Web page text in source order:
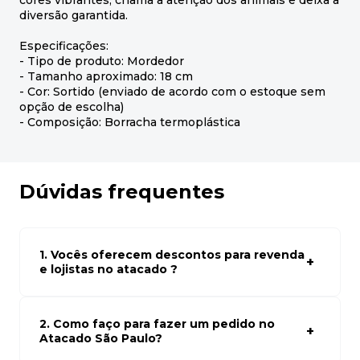
diversão garantida.
Especificações:
- Tipo de produto: Mordedor
- Tamanho aproximado: 18 cm
- Cor: Sortido (enviado de acordo com o estoque sem
opção de escolha)
- Composição: Borracha termoplástica
Dúvidas frequentes
1. Vocês oferecem descontos para revenda
e lojistas no atacado ?
atacado empresas e compre com os melhores preços
para seu modelo de negócio
2. Como faço para fazer um pedido no
Atacado São Paulo?